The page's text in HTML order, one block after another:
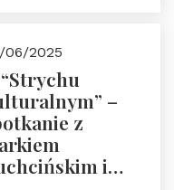
06/2025
–
z
i